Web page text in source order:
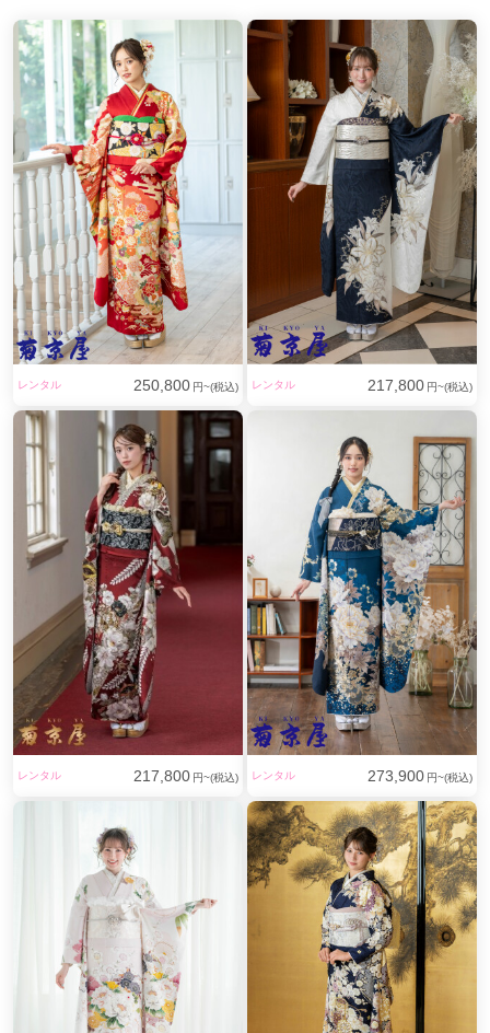
赤地に瑞雲と花輪文様
レンタル 250,800 円~(税込) レンタル 217,800 円~(税込)
レンタル 217,800 円~(税込) レンタル 273,900 円~(税込)